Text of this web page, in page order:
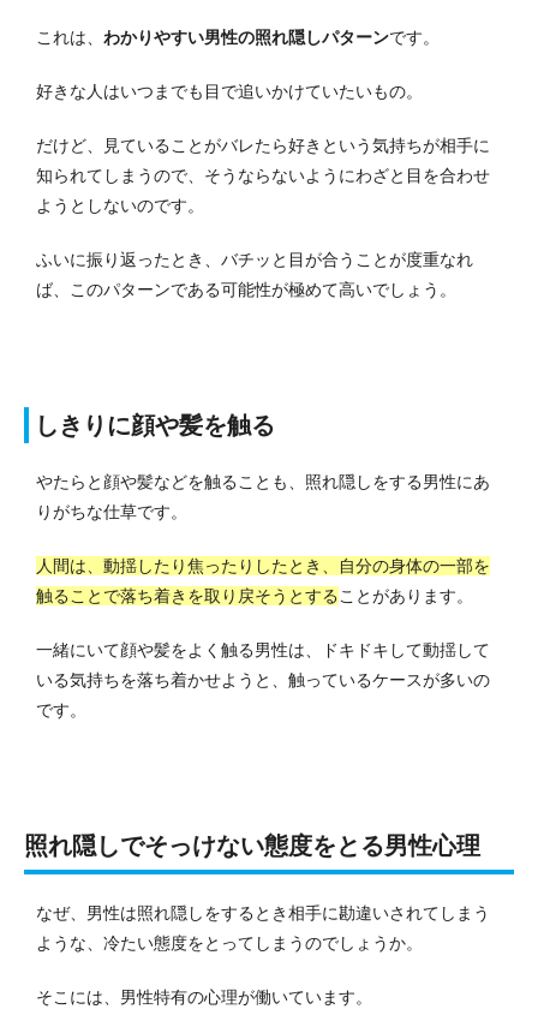
これは、 わかりやすい男性の照れ隠しパターンです。
好きな人はいつまでも目で追いかけていたいもの。
だけど、見ていることがバレたら好きという気持ちが相手に
知られてしまうので、そうならないようにわざと目を合わせ
ようとしないのです。
ふいに振り返ったとき、バチッと目が合うことが度重なれ
ば、このパターンである可能性が極めて高いでしょう。
しきりに顔や髪を触る
やたらと顔や髪などを触ることも、照れ隠しをする男性にあ
りがちな仕草です。
人間は、動揺したり焦ったりしたとき、自分の身体の一部を
触ることで落ち着きを取り戻そうとすることがあります。
一緒にいて顔や髪をよく触る男性は、ドキドキして動揺して
いる気持ちを落ち着かせようと、触っているケースが多いの
です。
照れ隠しでそっけない態度をとる男性心理
なぜ、男性は照れ隠しをするとき相手に勘違いされてしまう
ような、冷たい態度をとってしまうのでしょうか。
そこには、男性特有の心理が働いています。